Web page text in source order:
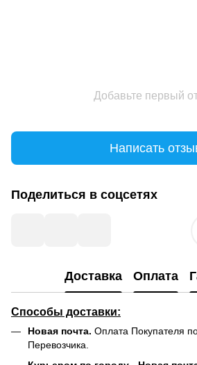
Добавьте первый
Написать
Поделиться в соцсетях
Доставка Оплата
Способы доставки:
Новая почта. Оплата Покупателя
Перевозчика.